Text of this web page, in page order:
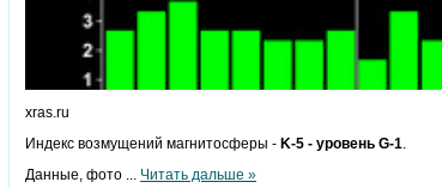
xras.ru
Индекс возмущений магнитосферы - K-5 - уровень G-1
Данные, фото
Читать дальше »